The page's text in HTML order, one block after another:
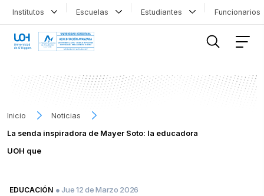
Institutos Escuelas Estudiantes
Inicio
Noticias
La senda inspiradora de Mayer Soto: la educadora
UOH que
EDUCACIÓN ● Jue 12 de Marzo 2026